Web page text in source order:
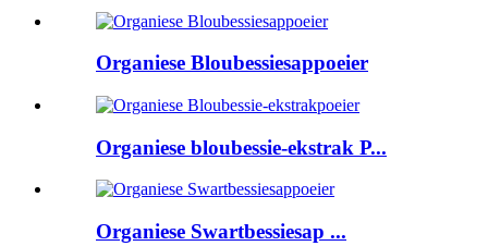
Organiese Bloubessiesappoeier
Organiese bloubessie-ekstrak P...
Organiese Swartbessiesap ...